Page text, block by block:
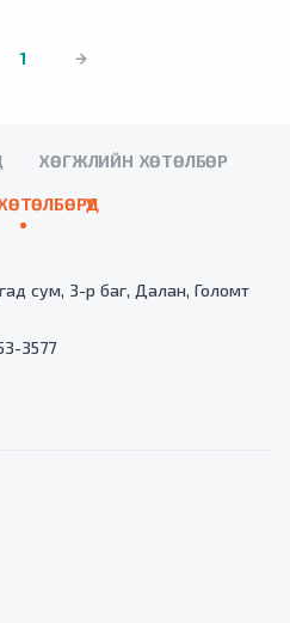
1
ХӨГЖЛИЙН ХӨТӨЛБӨР
сум, 3-р баг, Далан, Голомт
3577